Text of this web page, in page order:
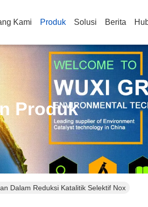
Kami Produk Solusi Berita
Produk
Dalam Reduksi Katalitik Selektif Nox